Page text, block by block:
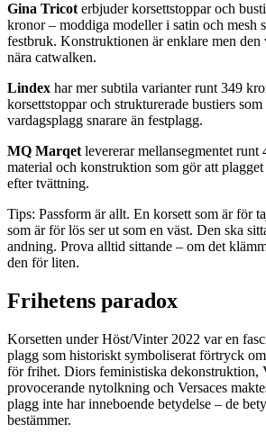
Gina Tricoterbjuder korsettstoppar och
kronor – moddiga modeller i satin och mesh
festbruk. Konstruktionen är enklare men
nära catwalken.
Lindex har mer subtila varianter runt 349
korsettstoppar och strukturerade bustiers
vardagsplagg snarare än festplagg.
MQ Marqetlevererar mellansegmentet runt
material och konstruktion som gör att
efter tvättning.
Tips: Passform är allt. En korsett som är för
som är för lös ser ut som en väst. Den ska
andning. Prova alltid sittande – om det
den för liten.
Frihetens paradox
Korsetten under Höst/Vinter 2022 var en
plagg som historiskt symboliserat förtryck
för frihet. Diors feministiska dekonstruktion,
provocerande nytolkning och Versaces
plagg inte har inneboende betydelse – de
bestämmer.